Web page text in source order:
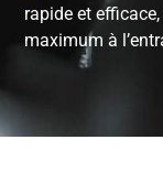
rapide et
maximum à